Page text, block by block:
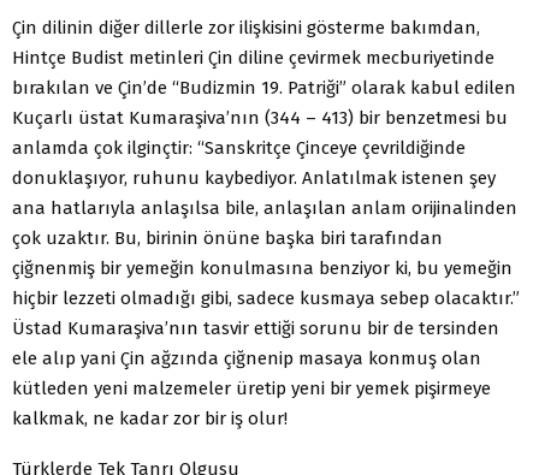
Çin dilinin diğer dillerle zor ilişkisini gösterme bakımdan,
Hintçe Budist metinleri Çin diline çevirmek mecburiyetinde
bırakılan ve Çin’de “Budizmin 19. Patriği” olarak kabul edilen
Kuçarlı üstat Kumaraşiva’nın (344 – 413) bir benzetmesi bu
anlamda çok ilginçtir: “Sanskritçe Çinceye çevrildiğinde
donuklaşıyor, ruhunu kaybediyor. Anlatılmak istenen şey
ana hatlarıyla anlaşılsa bile, anlaşılan anlam orijinalinden
çok uzaktır. Bu, birinin önüne başka biri tarafından
çiğnenmiş bir yemeğin konulmasına benziyor ki, bu yemeğin
hiçbir lezzeti olmadığı gibi, sadece kusmaya sebep olacaktır.”
Üstad Kumaraşiva’nın tasvir ettiği sorunu bir de tersinden
ele alıp yani Çin ağzında çiğnenip masaya konmuş olan
kütleden yeni malzemeler üretip yeni bir yemek pişirmeye
kalkmak, ne kadar zor bir iş olur!
Türklerde Tek Tanrı Olgusu